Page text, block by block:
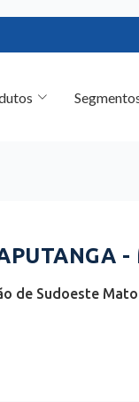
-
de Sudoeste